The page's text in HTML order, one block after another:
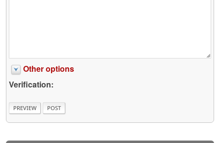
Other options
Verification: